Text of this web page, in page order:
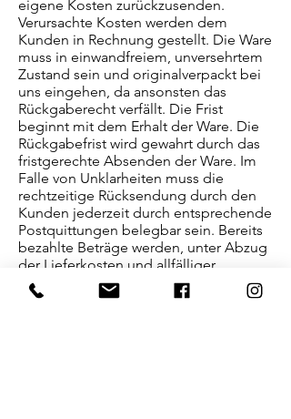
eigene Kosten zurückzusenden.
Verursachte Kosten werden dem
Kunden in Rechnung gestellt. Die Ware
muss in einwandfreiem, unversehrtem
Zustand sein und originalverpackt bei
uns eingehen, da ansonsten das
Rückgaberecht verfällt. Die Frist
beginnt mit dem Erhalt der Ware. Die
Rückgabefrist wird gewahrt durch das
fristgerechte Absenden der Ware. Im
Falle von Unklarheiten muss die
rechtzeitige Rücksendung durch den
Kunden jederzeit durch entsprechende
Postquittungen belegbar sein. Bereits
bezahlte Beträge werden, unter Abzug
der Lieferkosten und allfälliger
Gebühren, zurückerstattet.
Das Rückgabe- bzw. Widerrufsrecht gilt